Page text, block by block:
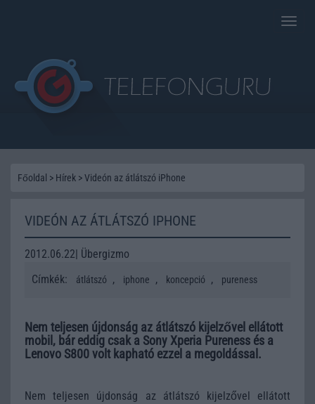
Toggle
Főoldal > Hírek >Videón az átlátszó iPhone
VIDEÓN AZ ÁTLÁTSZÓ IPHONE
2012.06.22| Übergizmo
Címkék:
átlátszó , iphone , koncepció , pureness
Nem teljesen újdonság az átlátszó kijelzővel ellátott
mobil, bár eddig csak a Sony Xperia Pureness és a
Lenovo S800 volt kapható ezzel a megoldással.
Nem teljesen újdonság az átlátszó kijelzővel ellátott